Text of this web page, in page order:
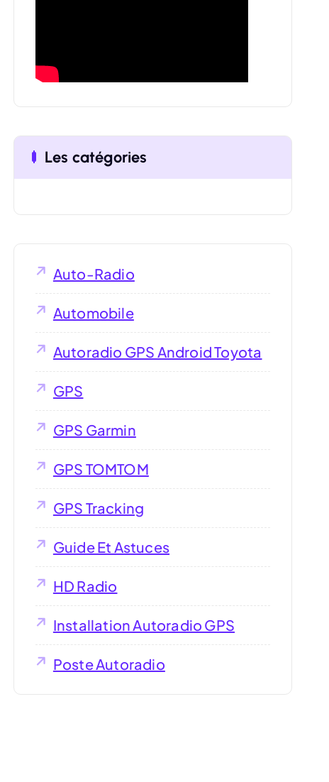
:
Les catégories
Auto-Radio
Automobile
Autoradio GPS Android Toyota
GPS
GPS Garmin
GPS TOMTOM
GPS Tracking
Guide Et Astuces
HD Radio
Installation Autoradio GPS
Poste Autoradio